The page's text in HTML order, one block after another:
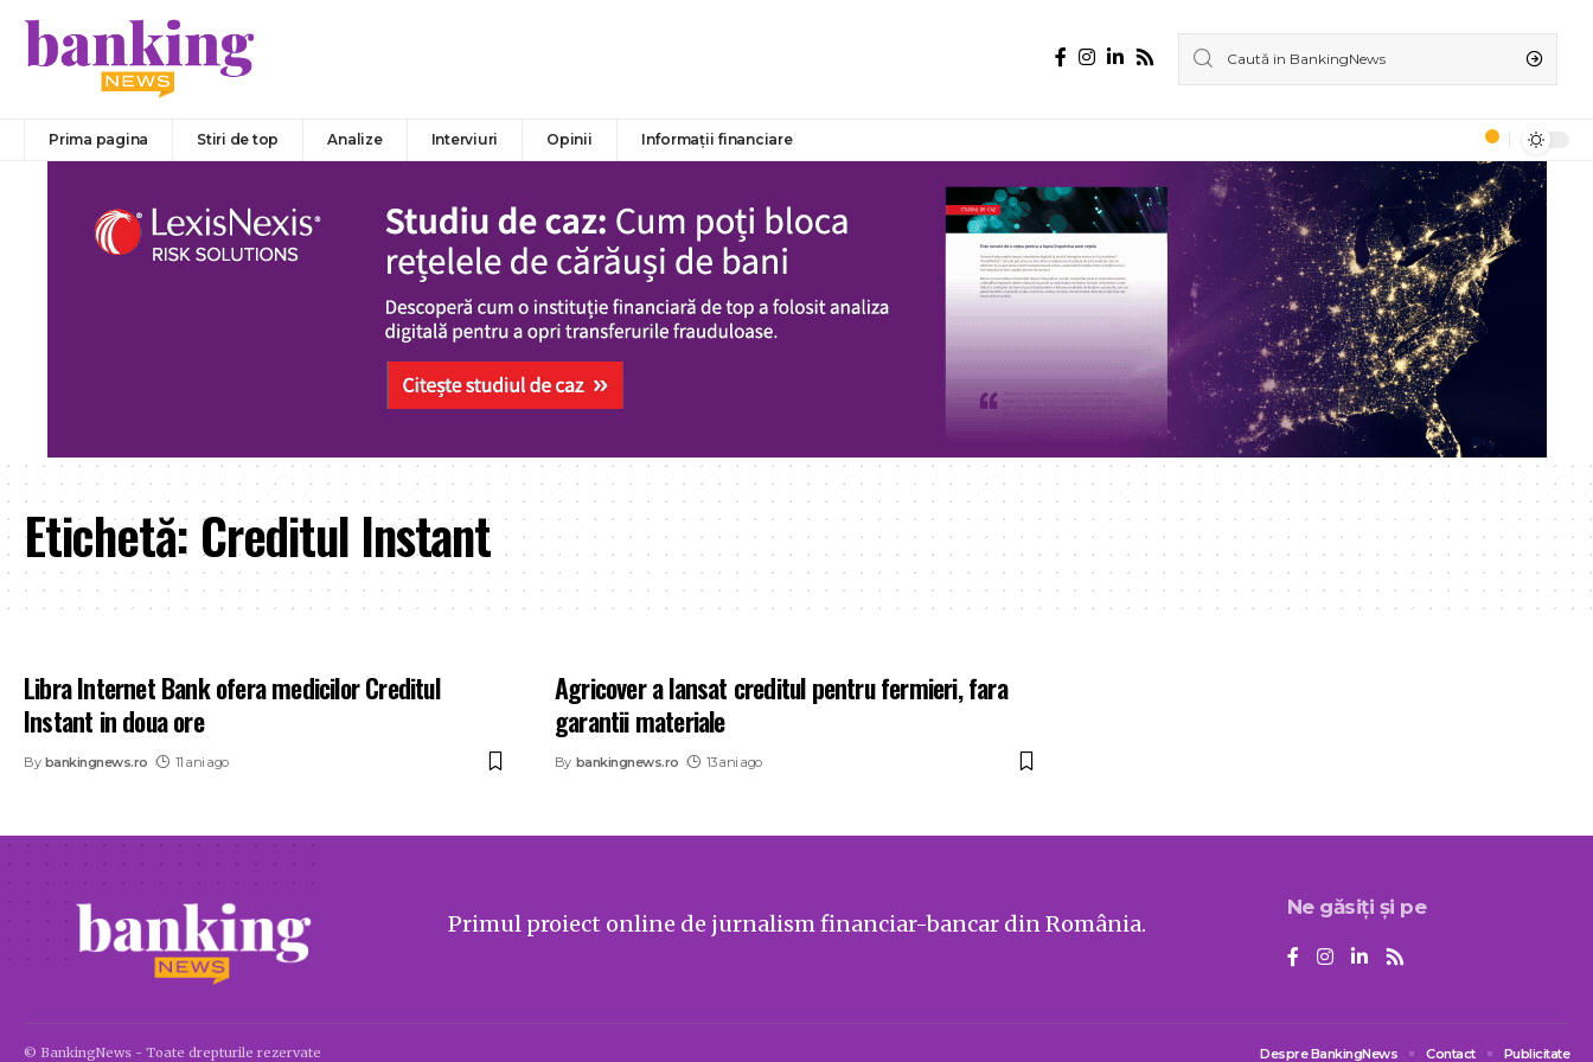
Prima pagina Stiri de top Analize Interviuri Opinii Informații financiare
Etichetă: Creditul Instant
Libra Internet Bank ofera medicilor Creditul
Instant in doua ore
By bankingnews.ro 11 ani ago
Agricover a lansat creditul pentru fermieri, fara
garantii materiale
By bankingnews.ro 13 ani ago
Primul proiect online de jurnalism financiar-bancar din România.
Ne găsiți și pe
© BankingNews - Toate drepturile rezervate Despre BankingNews Contact Publicitate